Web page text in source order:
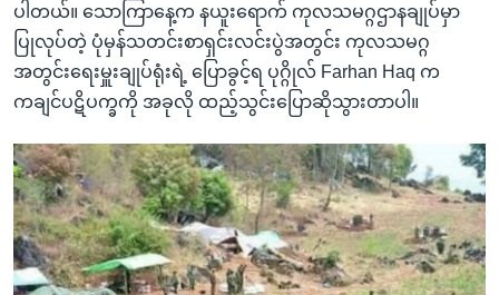
နေရာ
သို့
ပါတယ်။ သောကြာနေ့က နယူးရောက် ကုလသမဂ္ဂဌာနချုပ်မှာ
ပြုလုပ်တဲ့ ပုံမှန်သတင်းစာရှင်းလင်းပွဲအတွင်း ကုလသမဂ္ဂ
အတွင်းရေးမှူးချုပ်ရုံးရဲ့ ပြောခွင့်ရ ပုဂ္ဂိုလ် Farhan Haq က
ကချင်ပဋိပက္ခကို အခုလို ထည့်သွင်းပြောဆိုသွားတာပါ။